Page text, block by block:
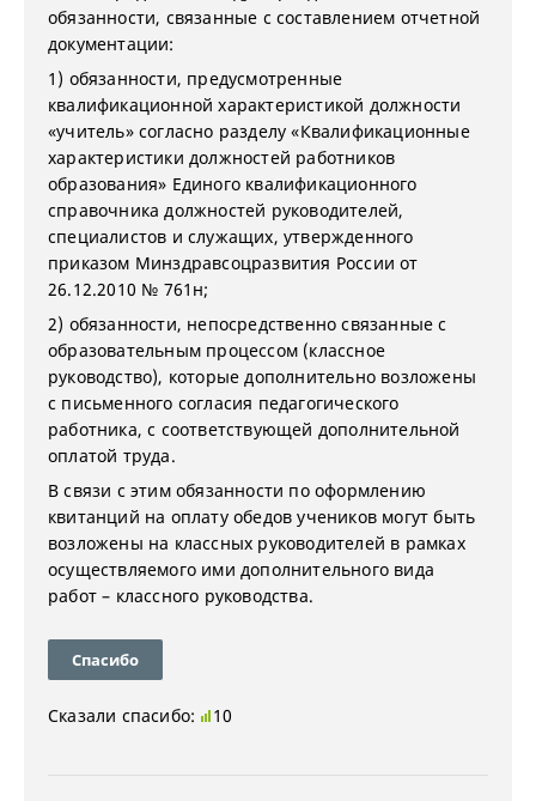
обязанности, связанные с составлением отчетной
документации:
1) обязанности, предусмотренные
квалификационной характеристикой должности
«учитель» согласно разделу «Квалификационные
характеристики должностей работников
образования» Единого квалификационного
справочника должностей руководителей,
специалистов и служащих, утвержденного
приказом Минздравсоцразвития России от
26.12.2010 № 761н;
2) обязанности, непосредственно связанные с
образовательным процессом (классное
руководство), которые дополнительно возложены
с письменного согласия педагогического
работника, с соответствующей дополнительной
оплатой труда.
В связи с этим обязанности по оформлению
квитанций на оплату обедов учеников могут быть
возложены на классных руководителей в рамках
осуществляемого ими дополнительного вида
работ – классного руководства.
Спасибо
Сказали спасибо: 10